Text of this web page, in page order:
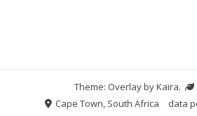
Theme: Overlay byKaira.
Cape Town, South Africa
data